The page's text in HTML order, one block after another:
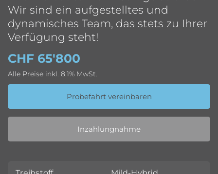
Wir sind ein aufgestelltes und
dynamisches Team, das stets zu Ihrer
Verfügung steht!
CHF 65'800
Alle Preise inkl. 8.1% MwSt.
Probefahrt vereinbaren
Inzahlungnahme